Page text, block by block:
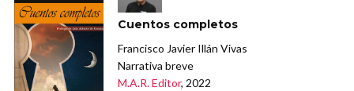
Cuentos completos
Francisco Javier Illán Vivas
Narrativa breve
M.A.R. Editor, 2022